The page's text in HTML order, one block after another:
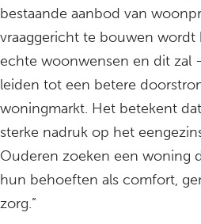
bestaande aanbod van
vraaggericht te bouwen wordt
echte woonwensen en dit zal
leiden tot een betere
woningmarkt. Het betekent
sterke nadruk op het
Ouderen zoeken een woning
hun behoeften als comfort,
zorg.”